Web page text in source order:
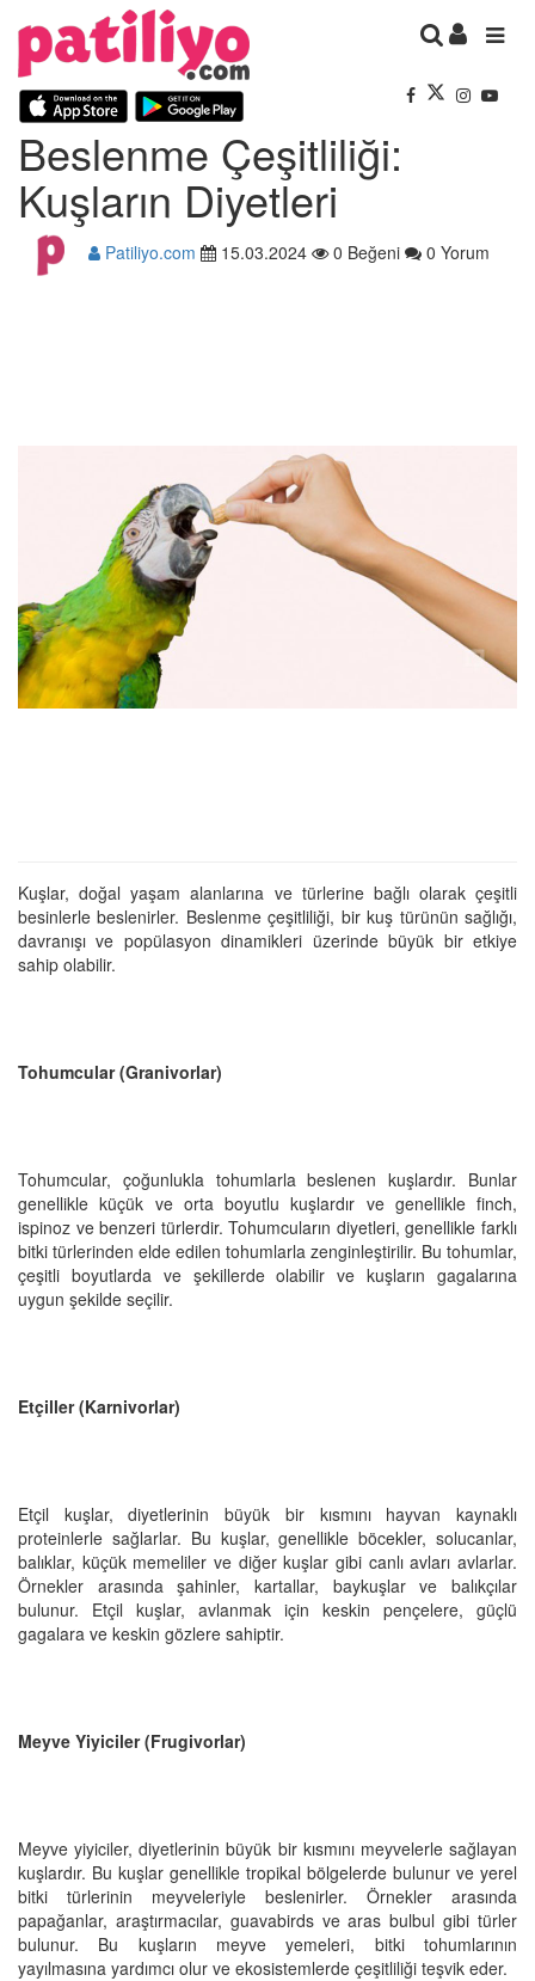
Beslenme Çeşitliliği:
Kuşların Diyetleri
Patiliyo.com 15.03.2024 0 Beğeni 0 Yorum
Kuşlar, doğal yaşam alanlarına ve türlerine bağlı olarak çeşitli
besinlerle beslenirler. Beslenme çeşitliliği, bir kuş türünün sağlığı,
davranışı ve popülasyon dinamikleri üzerinde büyük bir etkiye
sahip olabilir.
Tohumcular (Granivorlar)
Tohumcular, çoğunlukla tohumlarla beslenen kuşlardır. Bunlar
genellikle küçük ve orta boyutlu kuşlardır ve genellikle finch,
ispinoz ve benzeri türlerdir. Tohumcuların diyetleri, genellikle farklı
bitki türlerinden elde edilen tohumlarla zenginleştirilir. Bu tohumlar,
çeşitli boyutlarda ve şekillerde olabilir ve kuşların gagalarına
uygun şekilde seçilir.
Etçiller (Karnivorlar)
Etçil kuşlar, diyetlerinin büyük bir kısmını hayvan kaynaklı
proteinlerle sağlarlar. Bu kuşlar, genellikle böcekler, solucanlar,
balıklar, küçük memeliler ve diğer kuşlar gibi canlı avları avlarlar.
Örnekler arasında şahinler, kartallar, baykuşlar ve balıkçılar
bulunur. Etçil kuşlar, avlanmak için keskin pençelere, güçlü
gagalara ve keskin gözlere sahiptir.
Meyve Yiyiciler (Frugivorlar)
Meyve yiyiciler, diyetlerinin büyük bir kısmını meyvelerle sağlayan
kuşlardır. Bu kuşlar genellikle tropikal bölgelerde bulunur ve yerel
bitki türlerinin meyveleriyle beslenirler. Örnekler arasında
papağanlar, araştırmacılar, guavabirds ve aras bulbul gibi türler
bulunur. Bu kuşların meyve yemeleri, bitki tohumlarının
yayılmasına yardımcı olur ve ekosistemlerde çeşitliliği teşvik eder.